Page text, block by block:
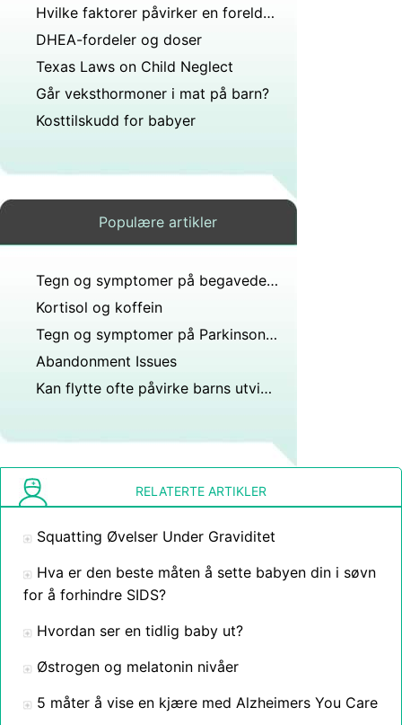
Hvilke faktorer påvirker en foreldres barnefilosofi?
DHEA-fordeler og doser
Texas Laws on Child Neglect
Går veksthormoner i mat på barn?
Kosttilskudd for babyer
Populære artikler
Tegn og symptomer på begavede barn
Kortisol og koffein
Tegn og symptomer på Parkinsons sykdom
Abandonment Issues
Kan flytte ofte påvirke barns utvikling?
RELATERTE ARTIKLER
Squatting Øvelser Under Graviditet
Hva er den beste måten å sette babyen din i søvn
for å forhindre SIDS?
Hvordan ser en tidlig baby ut?
Østrogen og melatonin nivåer
5 måter å vise en kjære med Alzheimers You Care